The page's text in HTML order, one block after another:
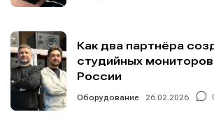
Как два партнёра
студийных мониторов
России
Оборудование 26.02.2026